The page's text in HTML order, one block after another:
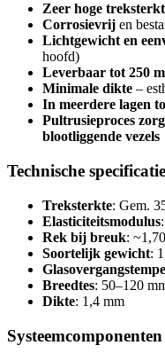
Zeer hoge
Corrosievrij en
Lichtgewicht en
hoofd)
Leverbaar tot 250
Minimale dikte –
In meerdere lagen
Pultrusieproces
blootliggende vezels
Technische
Treksterkte: Gem.
Elasticiteitsmodulus
Rek bij breuk:
Soortelijk gewicht:
Breedtes: 50–120
Dikte: 1,4 mm
Systeemcomponenten